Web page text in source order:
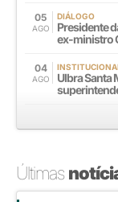
05
AGO
DIÁLOGO
Presidente
ex-ministro
04
AGO
Ulbra Santa
Últimas